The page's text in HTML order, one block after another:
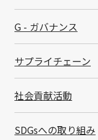
G - ガバナンス
サプライチェーン
社会貢献活動
SDGsへの取り組み
社員教育
年1回、社内ネッ
プ全社員を対象に
の対応方法、ウイ
どについて教育を
通知なしの不審メ